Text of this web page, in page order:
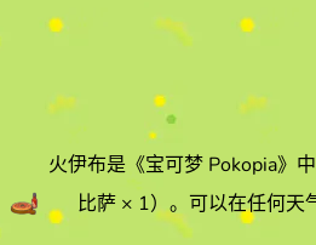
火伊布是《宝可梦 Pokopia》
比萨 × 1）。 可以在任何天